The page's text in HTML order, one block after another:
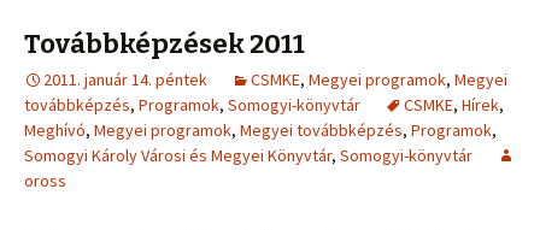
Továbbképzések 2011
2011. január 14. péntek CSMKE, Megyei programok, Megyei
továbbképzés, Programok, Somogyi-könyvtár CSMKE, Hírek,
Meghívó, Megyei programok, Megyei továbbképzés, Programok,
Somogyi Károly Városi és Megyei Könyvtár, Somogyi-könyvtár
oross